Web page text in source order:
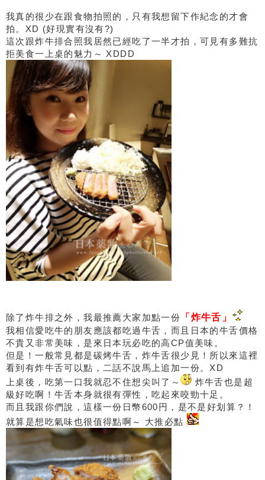
我真的很少在跟食物拍照的，只有我想留下作紀念的才會
拍。XD (好現實有沒有?)
這次跟炸牛排合照我居然已經吃了一半才拍，可見有多難抗
拒美食一上桌的魅力～ XDDD
除了炸牛排之外，我最推薦大家加點一份 「炸牛舌」
我相信愛吃牛的朋友應該都吃過牛舌，而且日本的牛舌價格
不貴又非常美味，是來日本玩必吃的高CP值美味。
但是！一般常見都是碳烤牛舌，炸牛舌很少見！所以來這裡
看到有炸牛舌可以點，二話不說馬上追加一份。XD
上桌後，吃第一口我就忍不住想尖叫了～
炸牛舌也是超
級好吃啊！牛舌本身就很有彈性，吃起來咬勁十足。
而且我跟你們說，這樣一份日幣600円，是不是好划算？！
就算是想吃氣味也很值得點啊～ 大推必點